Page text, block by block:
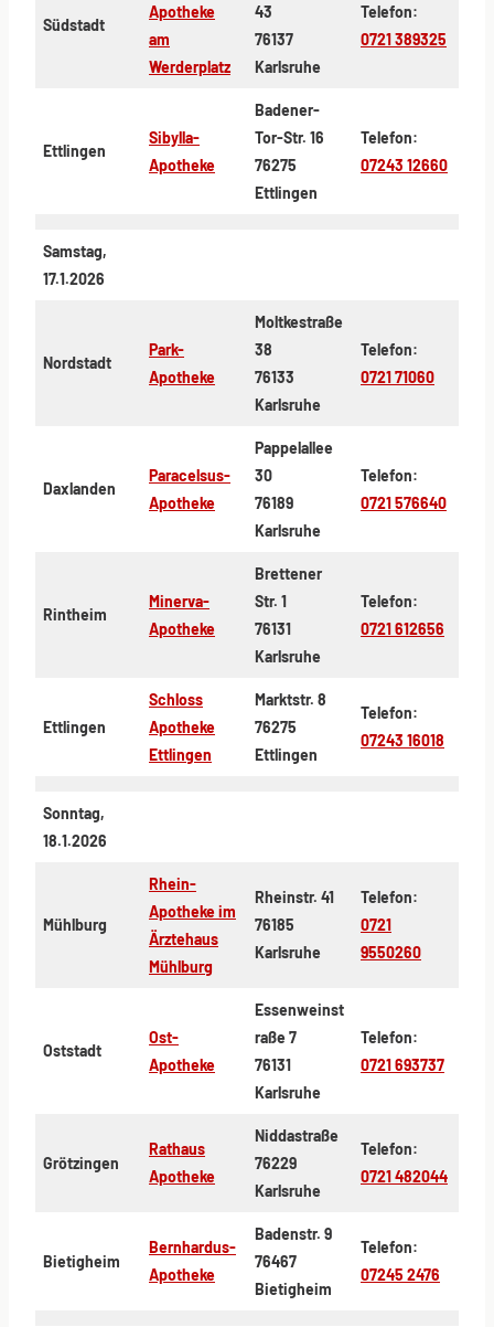
Südstadt
Apotheke
am
Werderplatz
43
76137
Karlsruhe
Telefon:
0721 389325
Ettlingen
Sibylla-
Apotheke
Badener-
Tor-Str. 16
76275
Ettlingen
Telefon:
07243 12660
Samstag,
17.1.2026
Nordstadt
Park-
Apotheke
Moltkestraße
38
76133
Karlsruhe
Telefon:
0721 71060
Daxlanden
Paracelsus-
Apotheke
Pappelallee
30
76189
Karlsruhe
Telefon:
0721 576640
Rintheim
Minerva-
Apotheke
Brettener
Str. 1
76131
Karlsruhe
Telefon:
0721 612656
Ettlingen
Schloss
Apotheke
Ettlingen
Marktstr. 8
76275
Ettlingen
Telefon:
07243 16018
Sonntag,
18.1.2026
Mühlburg
Rhein-
Apotheke im
Ärztehaus
Mühlburg
Rheinstr. 41
76185
Karlsruhe
Telefon:
0721
9550260
Oststadt
Ost-
Apotheke
Essenweinst
raße 7
76131
Karlsruhe
Telefon:
0721 693737
Grötzingen
Rathaus
Apotheke
Niddastraße
76229
Karlsruhe
Telefon:
0721 482044
Bietigheim
Bernhardus-
Apotheke
Badenstr. 9
76467
Bietigheim
Telefon:
07245 2476